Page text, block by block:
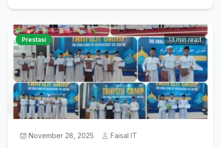
Prestasi 13 min read
November 28, 2025 Faisal IT